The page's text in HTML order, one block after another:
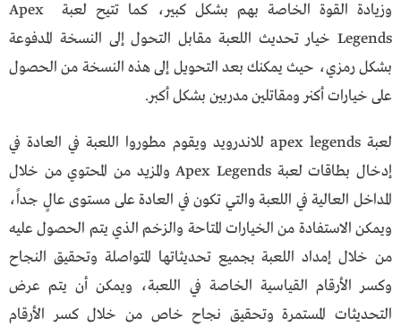
وزيادة القوة الخاصة بهم بشكل كبير، كما تتيح لعبة Apex
Legends خيار تحديث اللعبة مقابل التحول إلى النسخة المدفوعة
بشكل رمزي، حيث يمكنك بعد التحويل إلى هذه النسخة من الحصول
على خيارات أكنر ومقاتلين مدربين بشكل أكبر.
لعبة apex legends للاندرويد ويقوم مطوروا اللعبة في العادة في
إدخال بطاقات لعبة Apex Legends والمزيد من المحتوي من خلال
المداخل العالية في اللعبة والتي تكون في العادة على مستوى عالٍ جداً،
ويمكن الاستفادة من الخيارات المتاحة والزخم الذي يتم الحصول عليه
من خلال إمداد اللعبة بجميع تحديثاتها المتواصلة وتحقيق النجاح
وكسر الأرقام القياسية الخاصة في اللعبة، ويمكن أن يتم عرض
التحديثات المستمرة وتحقيق نجاح خاص من خلال كسر الأرقام